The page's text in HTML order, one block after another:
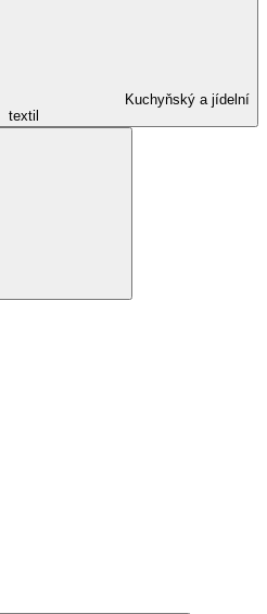
Kuchyňský a jídelní
textil